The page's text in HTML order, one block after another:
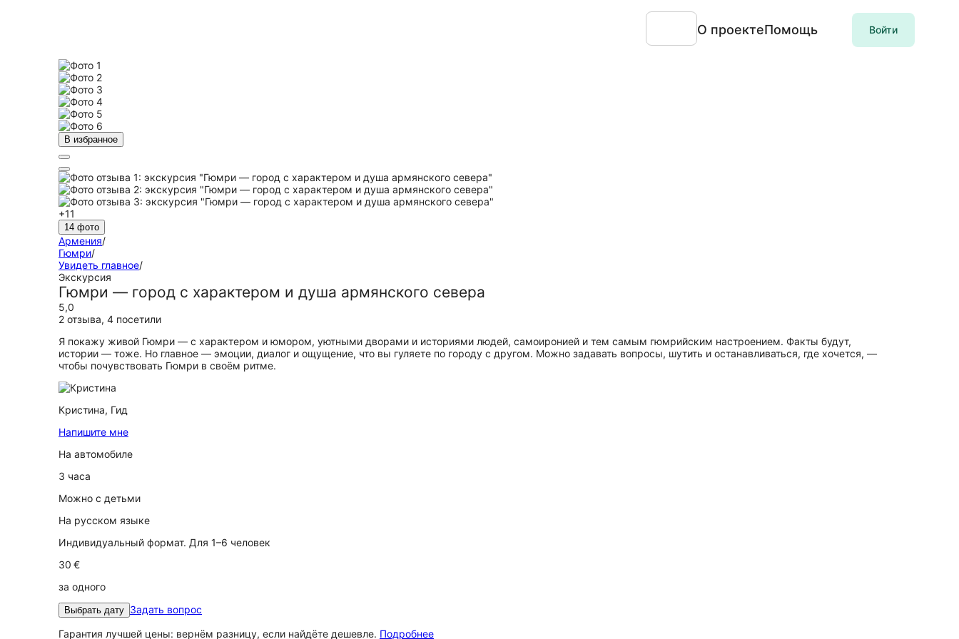
О проектеПомощь Войти
В избранное
+11
14 фото
Армения/
Гюмри/
Увидеть главное/
Экскурсия
Гюмри — город с характером и душа армянского севера
5,0
2 отзыва, 4 посетили
Я покажу живой Гюмри — с характером и юмором, уютными дворами и историями людей, самоиронией и тем самым гюмрийским настроением. Факты будут,
истории — тоже. Но главное — эмоции, диалог и ощущение, что вы гуляете по городу с другом. Можно задавать вопросы, шутить и останавливаться, где хочется, —
чтобы почувствовать Гюмри в своём ритме.
Кристина, Гид
Напишите мне
На автомобиле
3 часа
Можно с детьми
На русском языке
Индивидуальный формат. Для 1–6 человек
30 €
за одного
Выбрать дату Задать вопрос
Гарантия лучшей цены: вернём разницу, если найдёте дешевле. Подробнее